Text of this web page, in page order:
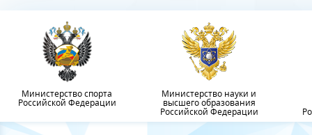
Министерство спорта
Российской Федерации
Министерство науки и
высшего образования
Российской Федерации